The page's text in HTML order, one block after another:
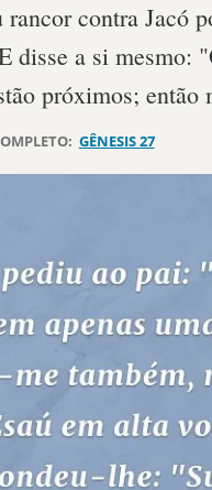
rancor contra Jacó
disse a si mesmo:
próximos; então
GÊNESIS 27